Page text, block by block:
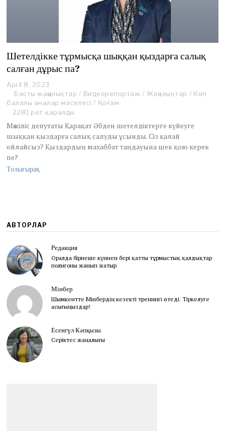
Шетелдікке тұрмысқа шыққан қыздарға салық
салған дұрыс па?
April 8, 2023
p
r
i
8
,
2
Басты жаңалықтар / Видеорепортаж / Жаңалықтар / Көп
балалы аналар мәселесі / Қоғам
2281 рет қаралды
Мәжіліс депутаты Қарақат Әбден шетелдіктерге күйеуге
шыққан қыздарға салық салуды ұсынды. Сіз қалай
ойлайсыз? Қыздардың махаббат таңдауына шек қою керек
пе?
Толығырақ
АВТОРЛАР
Редакция
Оралда бірнеше күннен бері қатты тұрмыстық қалдықтар
полигоны жанып жатыр
Мінбер
Шымкентте Мінбердің кезекті тренингі өтеді. Тіркелуге
асығыңыздар!
Есенгүл Кәпқызы
Серіктес жаңалығы